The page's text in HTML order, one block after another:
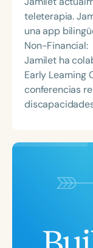
teleterapia.
una app
Non-Financial:
Jamilet ha
Early Learning
conferencias